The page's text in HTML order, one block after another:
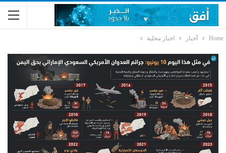
Home أخبار اخبار محلية